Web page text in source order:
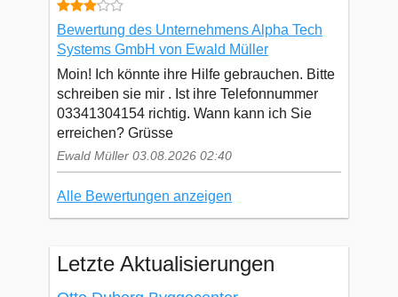
Bewertung des Unternehmens Alpha Tech
Systems GmbH von Ewald Müller
Moin! Ich könnte ihre Hilfe gebrauchen. Bitte
schreiben sie mir . Ist ihre Telefonnummer
03341304154 richtig. Wann kann ich Sie
erreichen? Grüsse
Ewald Müller 03.08.2026 02:40
Alle Bewertungen anzeigen
Letzte Aktualisierungen